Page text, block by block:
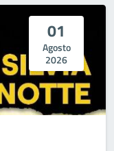
01
Agosto
2026